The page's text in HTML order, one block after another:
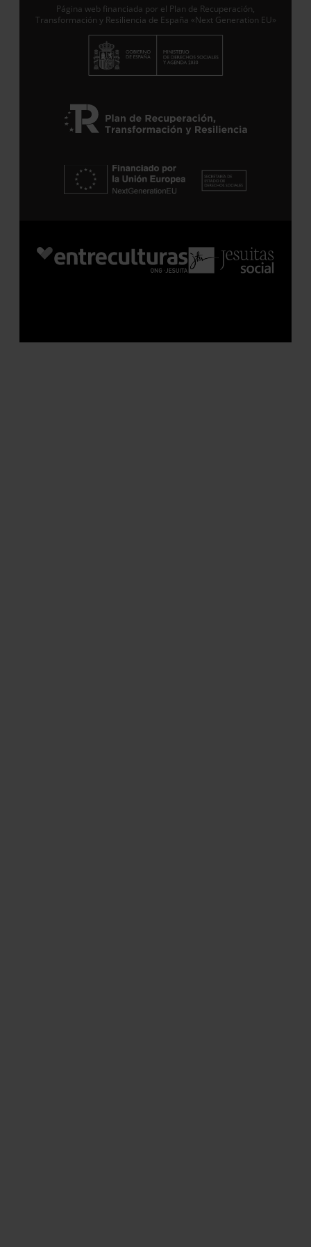
Suscribirme
Página web financiada por el Plan de Recuperación,
Transformación y Resiliencia de España «Next Generation EU»